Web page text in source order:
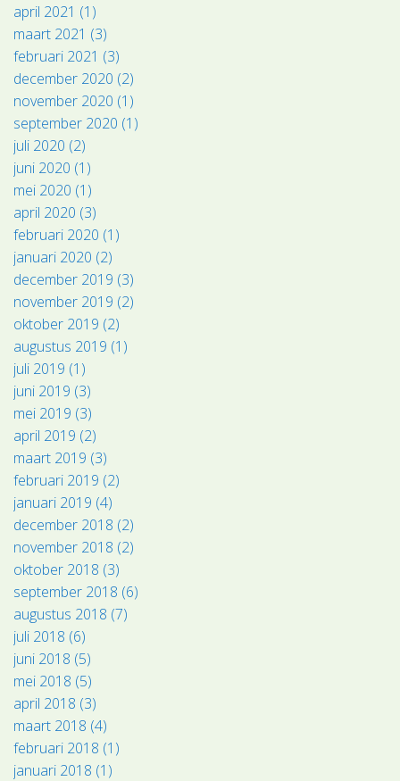
april 2021 (1)
maart 2021 (3)
februari 2021 (3)
december 2020 (2)
november 2020 (1)
september 2020 (1)
juli 2020 (2)
juni 2020 (1)
mei 2020 (1)
april 2020 (3)
februari 2020 (1)
januari 2020 (2)
december 2019 (3)
november 2019 (2)
oktober 2019 (2)
augustus 2019 (1)
juli 2019 (1)
juni 2019 (3)
mei 2019 (3)
april 2019 (2)
maart 2019 (3)
februari 2019 (2)
januari 2019 (4)
december 2018 (2)
november 2018 (2)
oktober 2018 (3)
september 2018 (6)
augustus 2018 (7)
juli 2018 (6)
juni 2018 (5)
mei 2018 (5)
april 2018 (3)
maart 2018 (4)
februari 2018 (1)
januari 2018 (1)